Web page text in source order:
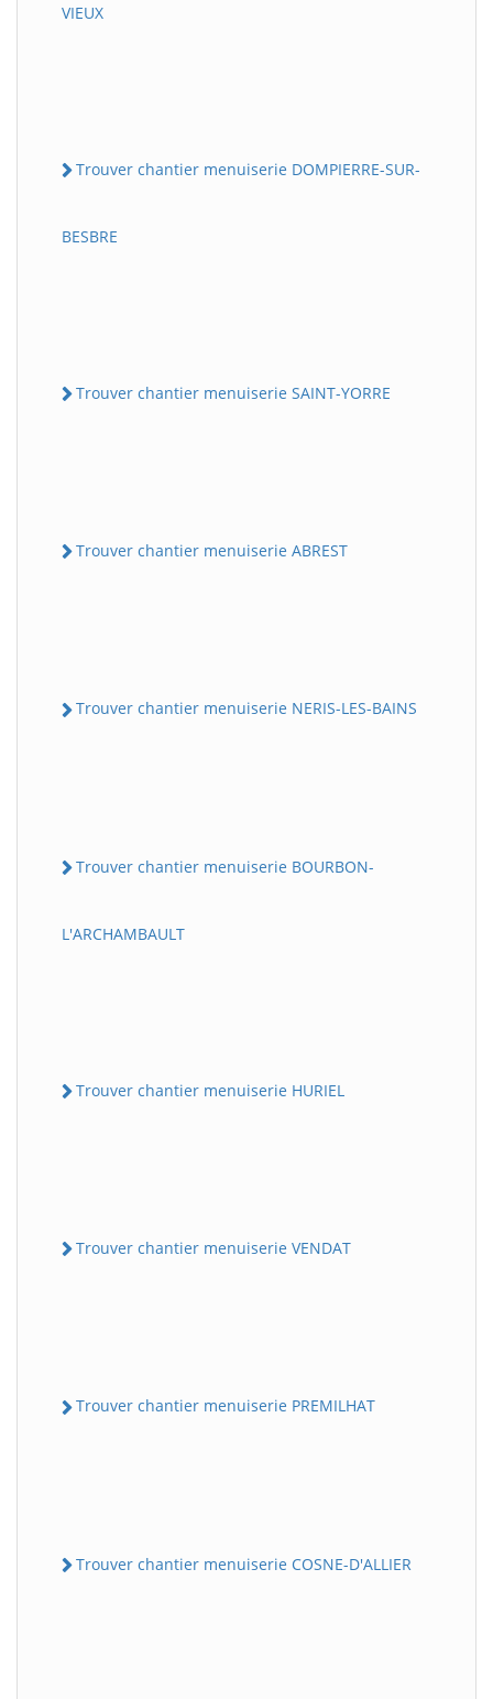
VIEUX
Trouver chantier menuiserie DOMPIERRE-SUR-
BESBRE
Trouver chantier menuiserie SAINT-YORRE
Trouver chantier menuiserie ABREST
Trouver chantier menuiserie NERIS-LES-BAINS
Trouver chantier menuiserie BOURBON-
L'ARCHAMBAULT
Trouver chantier menuiserie HURIEL
Trouver chantier menuiserie VENDAT
Trouver chantier menuiserie PREMILHAT
Trouver chantier menuiserie COSNE-D'ALLIER